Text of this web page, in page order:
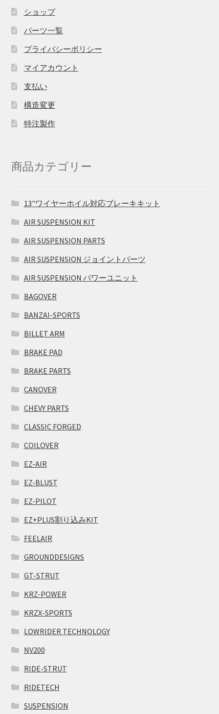
ショップ
パーツ一覧
プライバシーポリシー
マイアカウント
支払い
構造変更
特注製作
商品カテゴリー
13"ワイヤーホイル対応ブレーキキット
AIR SUSPENSION KIT
AIR SUSPENSION PARTS
AIR SUSPENSION ジョイントパーツ
AIR SUSPENSION パワーユニット
BAGOVER
BANZAI-SPORTS
BILLET ARM
BRAKE PAD
BRAKE PARTS
CANOVER
CHEVY PARTS
CLASSIC FORGED
COILOVER
EZ-AIR
EZ-BLUST
EZ-PILOT
EZ+PLUS割り込みKIT
FEELAIR
GROUNDDESIGNS
GT-STRUT
KRZ-POWER
KRZX-SPORTS
LOWRIDER TECHNOLOGY
NV200
RIDE-STRUT
RIDETECH
SUSPENSION